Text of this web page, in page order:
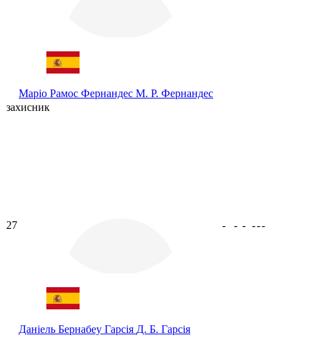
Маріо Рамос Фернандес М. Р. Фернандес
захисник
27
Даніель Бернабеу Гарсія Д. Б. Гарсія
- - - ---